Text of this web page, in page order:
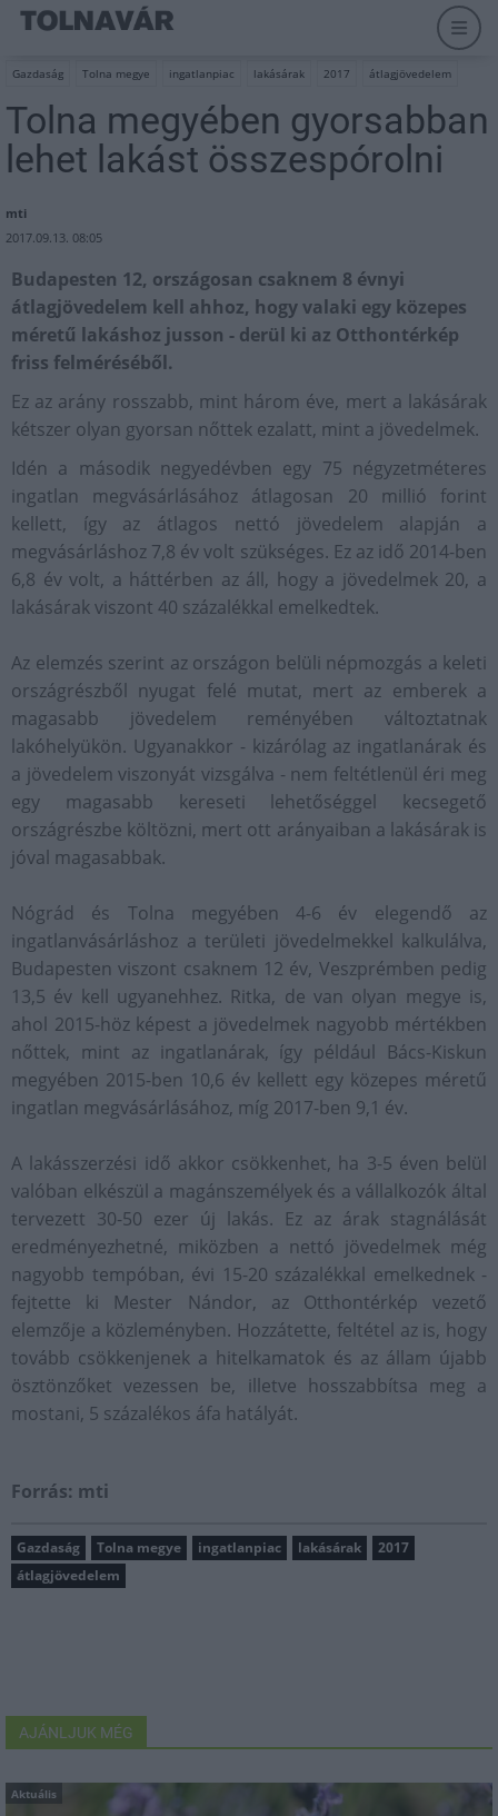
Gazdaság Tolna megye ingatlanpiac lakásárak 2017 átlagjövedelem
Tolna megyében gyorsabban
lehet lakást összespórolni
mti
2017.09.13. 08:05
Budapesten 12, országosan csaknem 8 évnyi
átlagjövedelem kell ahhoz, hogy valaki egy közepes
méretű lakáshoz jusson - derül ki az Otthontérkép
friss felméréséből.
Ez az arány rosszabb, mint három éve, mert a lakásárak
kétszer olyan gyorsan nőttek ezalatt, mint a jövedelmek.
Idén a második negyedévben egy 75 négyzetméteres
ingatlan megvásárlásához átlagosan 20 millió forint
kellett, így az átlagos nettó jövedelem alapján a
megvásárláshoz 7,8 év volt szükséges. Ez az idő 2014-ben
6,8 év volt, a háttérben az áll, hogy a jövedelmek 20, a
lakásárak viszont 40 százalékkal emelkedtek.
Az elemzés szerint az országon belüli népmozgás a keleti
országrészből nyugat felé mutat, mert az emberek a
magasabb jövedelem reményében változtatnak
lakóhelyükön. Ugyanakkor - kizárólag az ingatlanárak és
a jövedelem viszonyát vizsgálva - nem feltétlenül éri meg
egy magasabb kereseti lehetőséggel kecsegető
országrészbe költözni, mert ott arányaiban a lakásárak is
jóval magasabbak.
Nógrád és Tolna megyében 4-6 év elegendő az
ingatlanvásárláshoz a területi jövedelmekkel kalkulálva,
Budapesten viszont csaknem 12 év, Veszprémben pedig
13,5 év kell ugyanehhez. Ritka, de van olyan megye is,
ahol 2015-höz képest a jövedelmek nagyobb mértékben
nőttek, mint az ingatlanárak, így például Bács-Kiskun
megyében 2015-ben 10,6 év kellett egy közepes méretű
ingatlan megvásárlásához, míg 2017-ben 9,1 év.
A lakásszerzési idő akkor csökkenhet, ha 3-5 éven belül
valóban elkészül a magánszemélyek és a vállalkozók által
tervezett 30-50 ezer új lakás. Ez az árak stagnálását
eredményezhetné, miközben a nettó jövedelmek még
nagyobb tempóban, évi 15-20 százalékkal emelkednek -
fejtette ki Mester Nándor, az Otthontérkép vezető
elemzője a közleményben. Hozzátette, feltétel az is, hogy
tovább csökkenjenek a hitelkamatok és az állam újabb
ösztönzőket vezessen be, illetve hosszabbítsa meg a
mostani, 5 százalékos áfa hatályát.
Forrás: mti
Gazdaság Tolna megye ingatlanpiac lakásárak
2017
átlagjövedelem
AJÁNLJUK MÉG
Aktuális